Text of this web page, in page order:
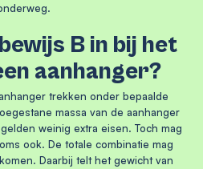
B in bij het
aanhanger?
trekken onder bepaalde
massa van de aanhanger
weinig extra eisen. Toch mag
ook. De totale combinatie mag
Daarbij telt het gewicht van